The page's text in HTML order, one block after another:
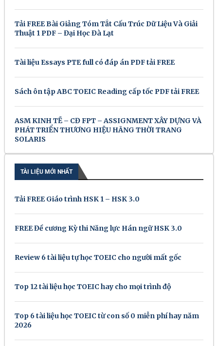
Tải FREE Bài Giảng Tóm Tắt Cấu Trúc Dữ Liệu Và Giải
Thuật 1 PDF – Đại Học Đà Lạt
Tài liệu Essays PTE full có đáp án PDF tải FREE
Sách ôn tập ABC TOEIC Reading cấp tốc PDF tải FREE
ASM KINH TẾ – CĐ FPT – ASSIGNMENT XÂY DỰNG VÀ
PHÁT TRIỂN THƯƠNG HIỆU HÃNG THỜI TRANG
SOLARIS
TÀI LIỆU MỚI NHẤT
Tải FREE Giáo trình HSK 1 – HSK 3.0
FREE Đề cương Kỳ thi Năng lực Hán ngữ HSK 3.0
Review 6 tài liệu tự học TOEIC cho người mất gốc
Top 12 tài liệu học TOEIC hay cho mọi trình độ
Top 6 tài liệu học TOEIC từ con số 0 miễn phí hay năm
2026